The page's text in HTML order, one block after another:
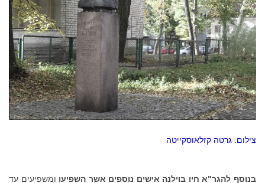
צילום: גרטה קזלאוסקייטה
בנוסף להגר"א חיו בוילנה אישים נוספים אשר השפיעו ומשפיעים עד